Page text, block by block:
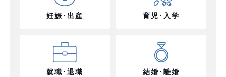
妊娠･出産 育児･入学
就職･退職 結婚･離婚